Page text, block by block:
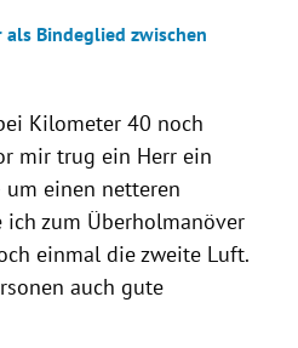
als Bindeglied zwischen
Kilometer 40 noch
mir trug ein Herr ein
um einen netteren
ich zum Überholmanöver
einmal die zweite Luft.
auch gute